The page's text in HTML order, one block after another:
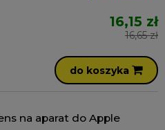
16,15 zł
16,65 zł
do koszyka
na aparat do Apple